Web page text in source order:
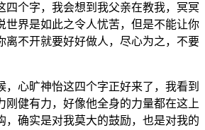
四个字，我会想到我父亲在教我，冥冥
世界是如此之令人忧苦，但是不能让你
离不开就要好好做人，尽心为之，不要
，心旷神怡这四个字正好来了，我看到
刚健有力，好像他全身的力量都在这上
，确实是对我莫大的鼓励，也是对我的